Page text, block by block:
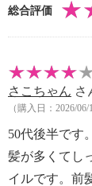
拭き取る
ベンジン、
【使用上の
・本商品は
る。やけど
・コーム部
使用中や使
・子供だけ
また、子供
総合評価
さこちゃん さ
（購入日：2026/
50代後半です。
髪が多くてし
イルです。前